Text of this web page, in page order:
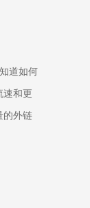
道如何
速和更
的外链